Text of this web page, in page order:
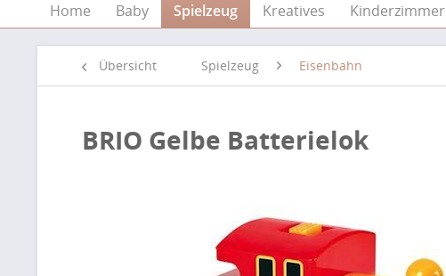
Home Baby Spielzeug Kreatives Kinderzimmer
Übersicht Spielzeug Eisenbahn
BRIO Gelbe Batterielok